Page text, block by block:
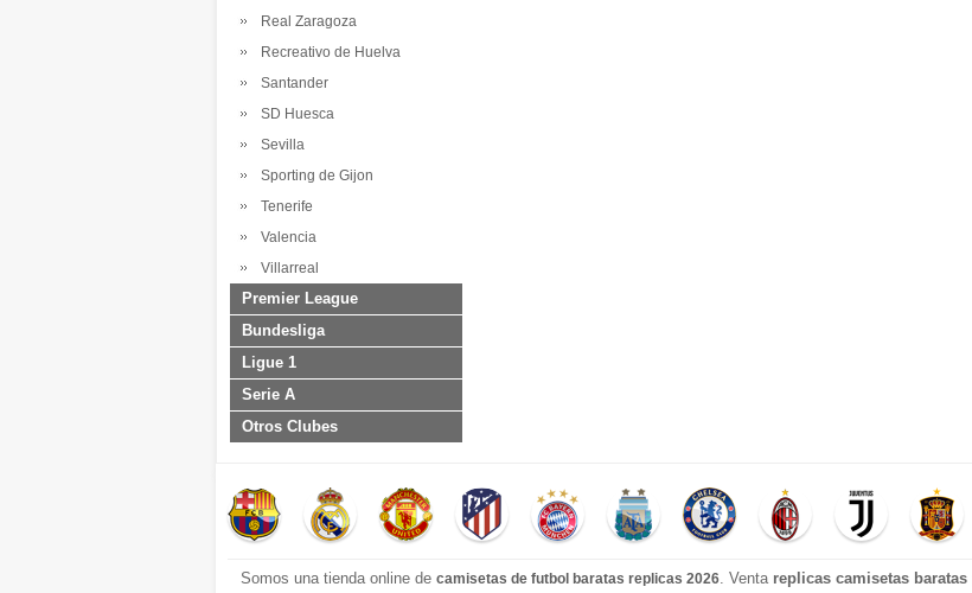
Real Zaragoza
Recreativo de Huelva
Santander
SD Huesca
Sevilla
Sporting de Gijon
Tenerife
Valencia
Villarreal
Premier League
Bundesliga
Ligue 1
Serie A
Otros Clubes
Somos una tienda online de camisetas de futbol baratas replicas 2026. Venta replicas camisetas baratas